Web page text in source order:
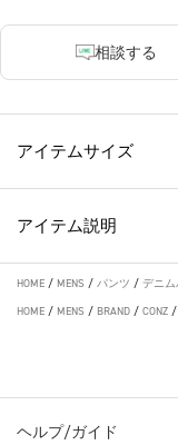
相談する
アイテムサイズ
アイテム説明
HOME / MENS / パンツ / デニ
HOME / MENS / BRAND / CONZ /
ヘルプ/ガイド